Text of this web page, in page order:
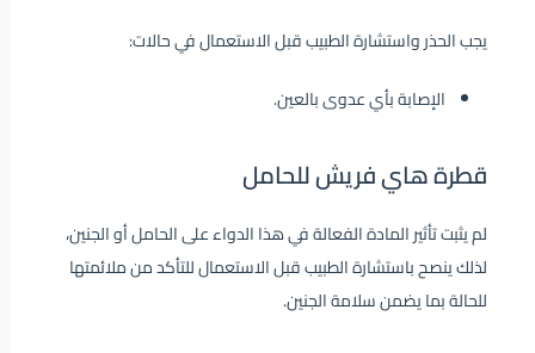
يجب الحذر واستشارة الطبيب قبل الاستعمال في حالات:
الإصابة بأي عدوى بالعين.
قطرة هاي فريش للحامل
لم يثبت تأثير المادة الفعالة في هذا الدواء على الحامل أو الجنين،
لذلك ينصح باستشارة الطبيب قبل الاستعمال للتأكد من ملائمتها
للحالة بما يضمن سلامة الجنين.